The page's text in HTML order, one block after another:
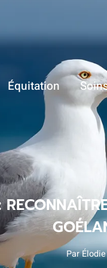
Équitation
Par